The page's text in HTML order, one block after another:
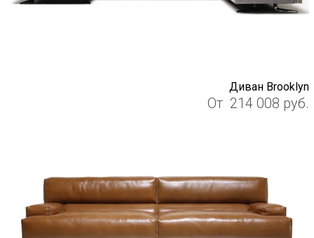
Диван Brooklyn
От 214 008 руб.